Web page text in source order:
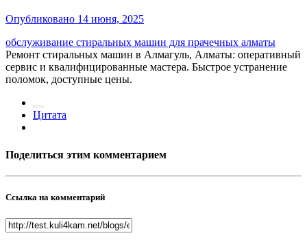
Опубликовано 14 июня, 2025
обслуживание стиральных машин для прачечных алматы
Ремонт стиральных машин в Алмагуль, Алматы: оперативный
сервис и квалифицированные мастера. Быстрое устранение
поломок, доступные цены.
Цитата
Поделиться этим комментарием
Ссылка на комментарий